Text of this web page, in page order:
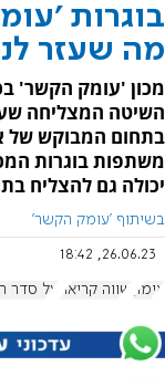
בוגרות
מה שעזר
מכון 'עומק הקשר'
השיטה המצליחה
בתחום המבוקש של
משתפות בוגרות
יכולה גם להצליח
בשיתוף 'עומק הקשר'
26.06.23, 18:42
אימון שווה קריאה על סדר